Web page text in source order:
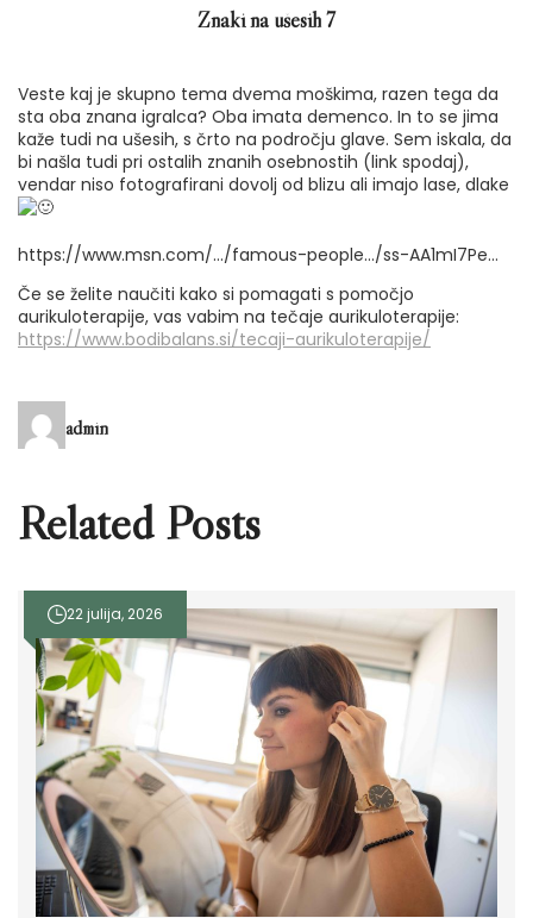
Znaki na ušesih 7
Veste kaj je skupno tema dvema moškima, razen tega da
sta oba znana igralca? Oba imata demenco. In to se jima
kaže tudi na ušesih, s črto na področju glave. Sem iskala, da
bi našla tudi pri ostalih znanih osebnostih (link spodaj),
vendar niso fotografirani dovolj od blizu ali imajo lase, dlake
https://www.msn.com/…/famous-people…/ss-AA1mI7Pe…
Če se želite naučiti kako si pomagati s pomočjo
aurikuloterapije, vas vabim na tečaje aurikuloterapije:
https://www.bodibalans.si/tecaji-aurikuloterapije/
admin
Related Posts
22 julija, 2026